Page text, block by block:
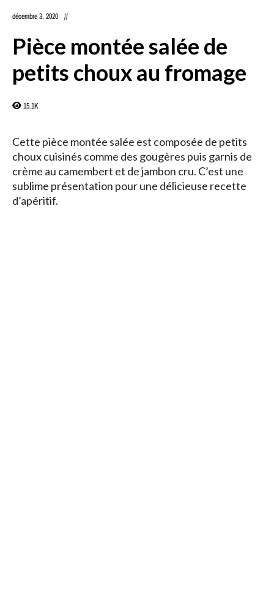
décembre 3, 2020
Pièce montée salée de
petits choux au fromage
15.1K
Cette pièce montée salée est composée de petits
choux cuisinés comme des gougères puis garnis de
crème au camembert et de jambon cru. C’est une
sublime présentation pour une délicieuse recette
d’apéritif.